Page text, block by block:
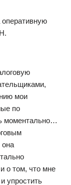
мои
по
моментально…
она
о том, что мне
упростить